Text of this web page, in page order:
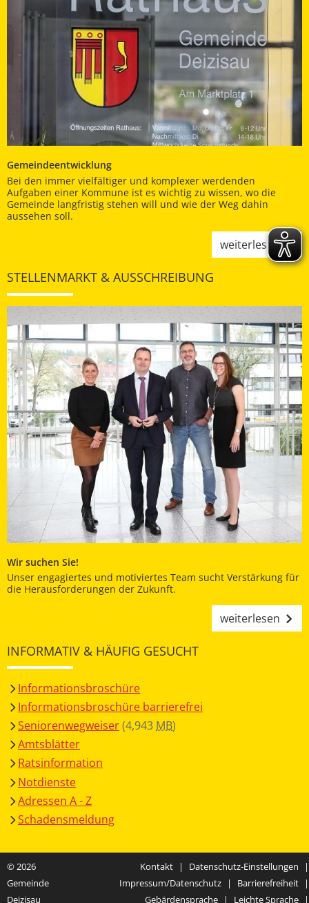
Gemeindeentwicklung
Bei den immer vielfältiger und komplexer werdenden
Aufgaben einer Kommune ist es wichtig zu wissen, wo die
Gemeinde langfristig stehen will und wie der Weg dahin
aussehen soll.
weiterlesen
STELLENMARKT & AUSSCHREIBUNG
Wir suchen Sie!
Unser engagiertes und motiviertes Team sucht Verstärkung für
die Herausforderungen der Zukunft.
weiterlesen
INFORMATIV & HÄUFIG GESUCHT
Informationsbroschüre
Informationsbroschüre barrierefrei
Seniorenwegweiser(4,943 MB)
Amtsblätter
Ratsinformation
Notdienste
Adressen A - Z
Schadensmeldung
© 2026
Gemeinde
Deizisau
Kontakt | Datenschutz-Einstellungen
|
Impressum/Datenschutz
| Barrierefreiheit
|
Gebärdensprache
| Leichte Sprache |